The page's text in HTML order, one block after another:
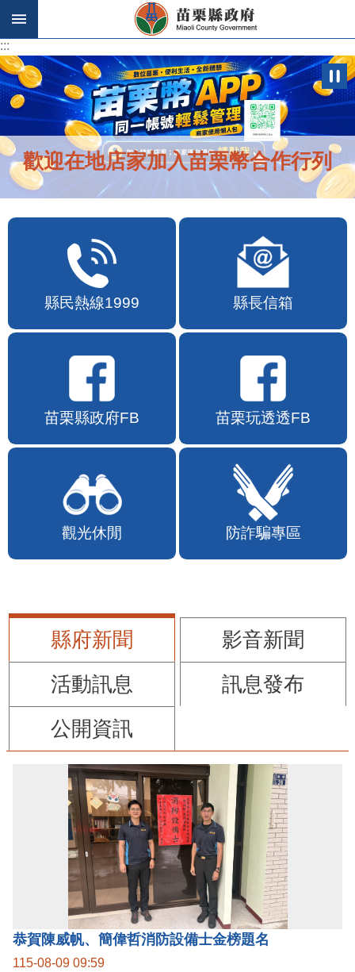
跳到主要內容區塊
:::
:::
歡迎在地店家加入苗栗幣合作行列
縣民熱線1999 縣長信箱
苗栗縣政府FB 苗栗玩透透FB
觀光休閒 防詐騙專區
縣府新聞
影音新聞
活動訊息
訊息發布
公開資訊
恭賀陳威帆、簡偉哲消防設備士金榜題名
115-08-09 09:59